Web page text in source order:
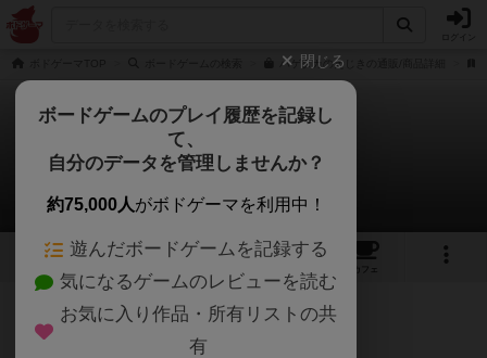
ハゲタカのえじきの通販/商品詳細
ハゲタカのえじき
ナマズ小僧さんのレビュー
14 9 88
カフェ
188名 0名 0 8年以上前
閉じる
ボードゲームのプレイ履歴を記録し
て、
自分のデータを管理しませんか？
約75,000人がボドゲーマを利用中！
遊んだボードゲームを記録する
気になるゲームのレビューを読む
お気に入り作品・所有リストの共
有